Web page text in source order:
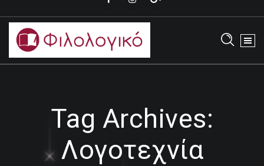
Έκθεσης Κορυδαλλός
Tag Archives:
Λογοτεχνία